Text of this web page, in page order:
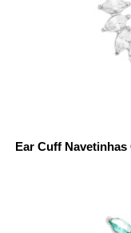
Ear Cuff